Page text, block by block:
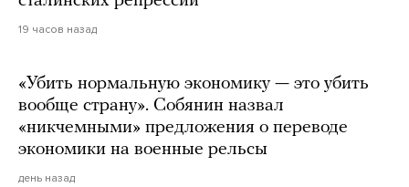
19 часов назад
«Убить нормальную экономику — это убить
вообще страну». Собянин назвал
«никчемными» предложения о переводе
экономики на военные рельсы
день назад